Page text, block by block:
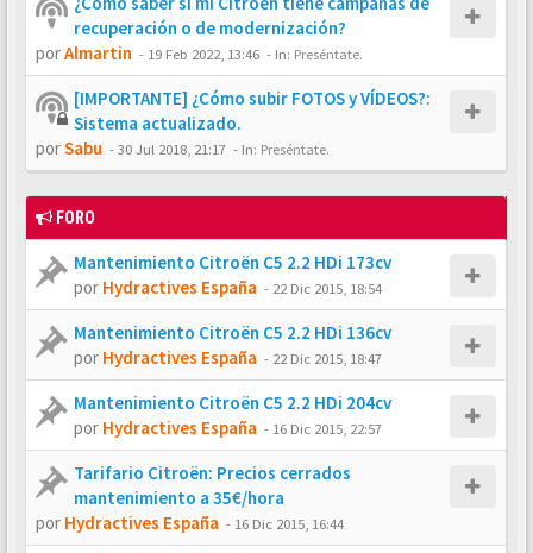
recuperación o de modernización?
porAlmartin - 19 Feb 2022, 13:46 - In: Preséntate.
[IMPORTANTE] ¿Cómo subir FOTOS y VÍDEOS?:
Sistema actualizado.
porSabu -30 Jul 2018, 21:17 - In: Preséntate.
FORO
Mantenimiento Citroën C5 2.2 HDi 173cv
por Hydractives España - 22 Dic 2015, 18:54
Mantenimiento Citroën C5 2.2 HDi 136cv
por Hydractives España - 22 Dic 2015, 18:47
Mantenimiento Citroën C5 2.2 HDi 204cv
por Hydractives España - 16 Dic 2015, 22:57
Tarifario Citroën: Precios cerrados
mantenimiento a 35€/hora
por Hydractives España - 16 Dic 2015, 16:44